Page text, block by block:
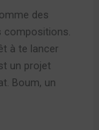
des
compositions.
à te lancer
un projet
Boum, un